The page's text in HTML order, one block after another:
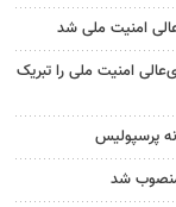
امنیت ملی شد
امنیت ملی را تبریک
پرسپولیس
منصوب شد